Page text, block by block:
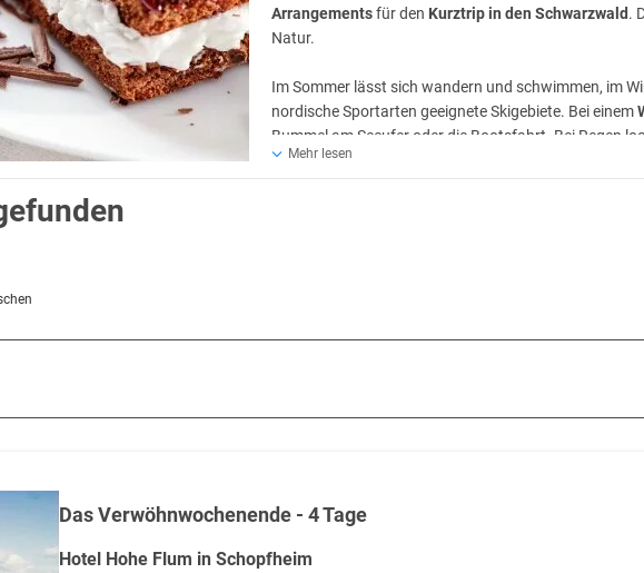
Arrangementsfür den Kurztrip in den Schwarzwald.
Natur.
Im Sommer lässt sich wandern und schwimmen, im
nordische Sportarten geeignete Skigebiete. Bei einem
Bummel am Seeufer oder die Bootsfahrt. Bei Regen
Abschluss des Tages findet ein Abendessen im
inklusive. In vielen Hotels wird das kulinarische Angebot durch
für den kurzen Urlaub zwischendurch zahlreich sind.
von dichten Wäldern, ist der im Südwesten Deutschlands gelegene Schwarzwald
Mehr lesen
Das Verwöhnwochenende - 4 Tage
Hotel Hohe Flum in Schopfheim